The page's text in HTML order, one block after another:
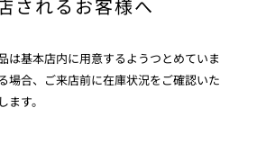
されるお客様へ
は基本店内に用意するようつとめていま
場合、ご来店前に在庫状況をご確認いた
ます。